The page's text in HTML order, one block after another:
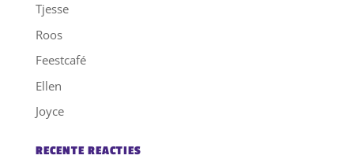
Tjesse
Roos
Feestcafé
Ellen
Joyce
RECENTE REACTIES